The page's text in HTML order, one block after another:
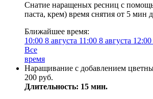
Снатие наращеных ресниц с
паста, крем) время снятия от 5 мин
Ближайшее время:
10:00 8 августа 11:00 8 августа 12:00
Все
время
Наращивание с добавлением
200 руб.
Длительность: 15 мин.